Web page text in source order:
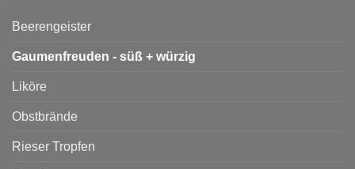
Beerengeister
Gaumenfreuden - süß + würzig
Liköre
Obstbrände
Rieser Tropfen